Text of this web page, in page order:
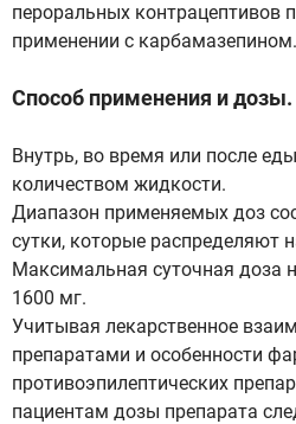
пероральных контрацептивов
применении с карбамазепином.
Способ применения и дозы.
Внутрь, во время или после
количеством жидкости.
Диапазон применяемых доз
сутки, которые распределяют
Максимальная суточная доза
1600 мг.
Учитывая лекарственное
препаратами и особенности
противоэпилептических
пациентам дозы препарата